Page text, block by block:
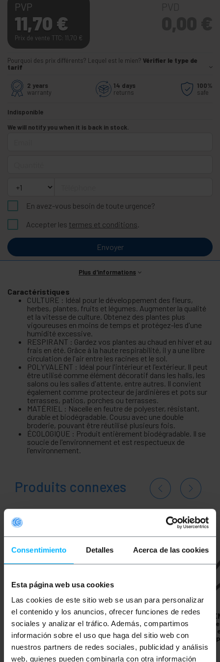
Consentimiento Detalles Acerca de las cookies
Esta página web usa cookies
Las cookies de este sitio web se usan para personalizar
el contenido y los anuncios, ofrecer funciones de redes
sociales y analizar el tráfico. Además, compartimos
información sobre el uso que haga del sitio web con
nuestros partners de redes sociales, publicidad y análisis
web, quienes pueden combinarla con otra información
PVP
11,70 €
Prix de vente TTC: 11,70 €
Pourquoi des prix différents? Lequel est le mien? Vérifier le type de
tarif
2 years
warranty
14 days
returns
100%
safe
Indisponible
We will notify you when it is back in stock.
En avez-vous besoin de toute urgence?
Accepter les termes et conditions.
Envoyer
Plus d'informations
Caractéristiques
CULTURE : Idéal pour le développement des fleurs,
herbes, plantes, fruits et légumes. Augmenter la qualité
et la vitesse de culture. Obtenez des plantes plus
vigoureuses en moins de temps et protégez-les d'une
humidité excessive.
RESPIRANT : Gardez vos plantes au chaud en hiver et au
frais en été. Grâce à la haute respirabilité, il y a une libre
circulation de l'air entre les racines et le sol.
POLYVALENT : Idéal pour l'intérieur et l'extérieur. Il peut
être utilisé comme élément décoratif dans les halls, les
salons ou les salles d'attente, entre autres. Il convient
également comme protecteur de jardinières et pots sur
terrasses, patios, porches ou terrasses.
MATÉRIEL : Nacelle en feutre de polyester, résistant,
durable et biodégradable. Cousu avec une double
broderie, pouvant être réutilisé plusieurs fois.
ÉCOLOGIQUE : Produit entièrement biodégradable. Il se
soucie de l'environnement et est respectueux de
l'environnement.
Produits connexes
PRIMEMATIK Pieds de
table et de meuble,
pieds en acier, 2 tiges,
41 cm, cuivre, lot de 4
PVP PVD
PRIMEMATIKPanier
pour brûleur à pellets
pour cheminées ou
poêles à bois 30 x 17 cm
PVP PVD
table
Pieds
cm 4-